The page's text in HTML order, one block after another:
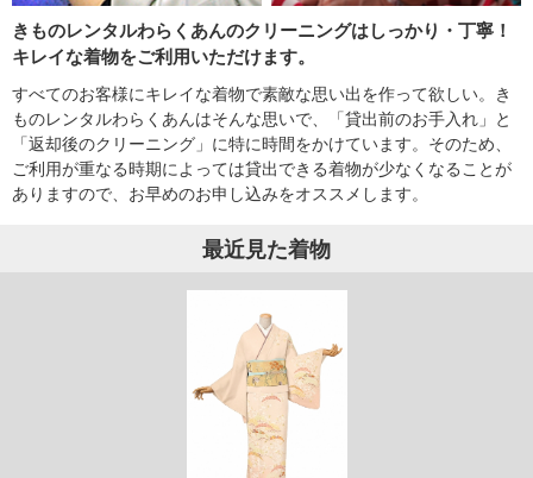
きものレンタルわらくあんのクリーニングはしっかり・丁寧！
キレイな着物をご利用いただけます。
すべてのお客様にキレイな着物で素敵な思い出を作って欲しい。き
ものレンタルわらくあんはそんな思いで、「貸出前のお手入れ」と
「返却後のクリーニング」に特に時間をかけています。そのため、
ご利用が重なる時期によっては貸出できる着物が少なくなることが
ありますので、お早めのお申し込みをオススメします。
最近見た着物